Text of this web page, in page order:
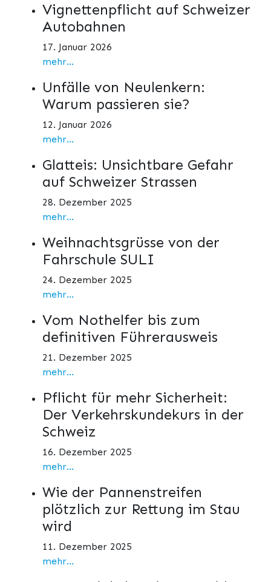
Vignettenpflicht auf Schweizer
Autobahnen
17. Januar 2026
mehr...
Unfälle von Neulenkern:
Warum passieren sie?
12. Januar 2026
mehr...
Glatteis: Unsichtbare Gefahr
auf Schweizer Strassen
28. Dezember 2025
mehr...
Weihnachtsgrüsse von der
Fahrschule SULI
24. Dezember 2025
mehr...
Vom Nothelfer bis zum
definitiven Führerausweis
21. Dezember 2025
mehr...
Pflicht für mehr Sicherheit:
Der Verkehrskundekurs in der
Schweiz
16. Dezember 2025
mehr...
Wie der Pannenstreifen
plötzlich zur Rettung im Stau
wird
11. Dezember 2025
mehr...